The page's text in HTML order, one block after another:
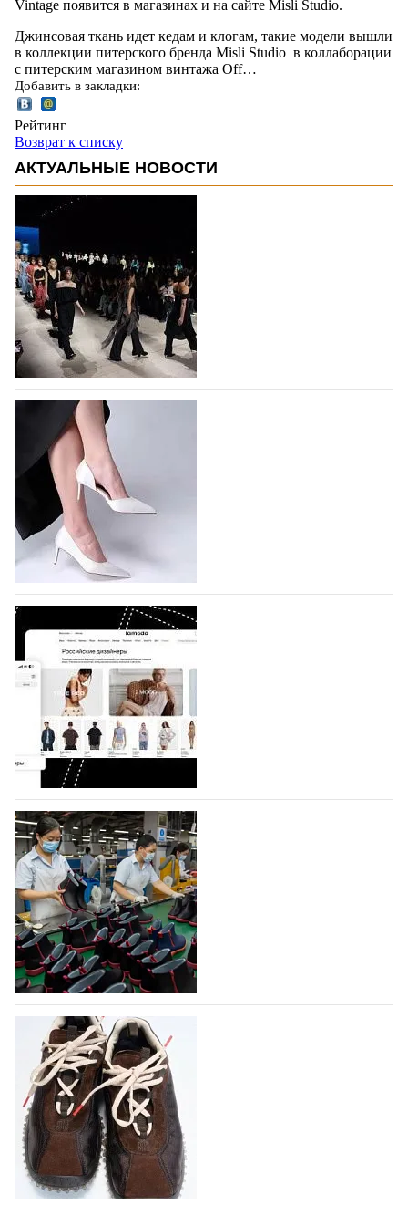
Vintage появится в магазинах и на сайте Misli Studio.
Джинсовая ткань идет кедам и клогам, такие модели вышли
в коллекции питерского бренда Misli Studio в коллаборации
с питерским магазином винтажа Off…
Добавить в закладки:
Рейтинг
Возврат к списку
АКТУАЛЬНЫЕ НОВОСТИ
На участие в Московской неделе моды
подано 1047 заявок
На участие в седьмой Московской неделе моды,
которая пройдет в российской столице с 26 сентября
по 1 октября, уже подано 1047 заявок. Примерно
половину из них (494) прислали дизайнеры,
коллекции которых не были представлены в…
07.08.2026 578
BALLINA представит свои новинки на Euro
Shoes
Компания BALLINA Guangzhou Lihuang Footwear
Co., Ltd., основанная в 2011 году и расположенная в
Гуанчжоу, столице моды Китая, является
профессиональной обувной компанией,
объединяющей разработку, производство и…
07.08.2026 433
На платформе Lamoda - новый раздел и
условия продвижения локальных
дизайнерских марок
Российский маркетплейс Lamoda решил обновить
раздел для продажи продукции локальных
дизайнерских марок одежды, обуви и аксессуаров.
Бренды также получат маркетинговую…
06.08.2026 590
Объем мирового производства обуви в
2025 году практически не увеличился
В 2025 году мировое производство обуви
практически не изменилось, зафиксировав
незначительный рост на 0,1% до 24,6 млрд пар, -
данные опубликованы в аналитическом вестнике
«Всемирный ежегодник обуви 2026», Португальской
ассоциацией…